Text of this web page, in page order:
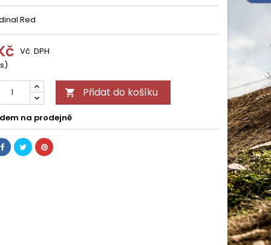
Red
Vč. DPH
 Přidat do košíku
na prodejně